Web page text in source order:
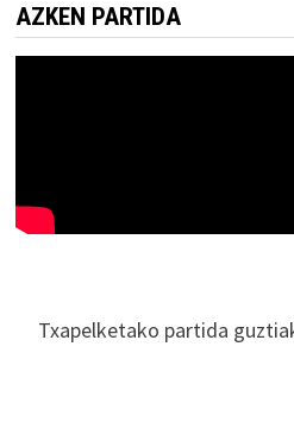
AZKEN PARTIDA
Txapelketako partida